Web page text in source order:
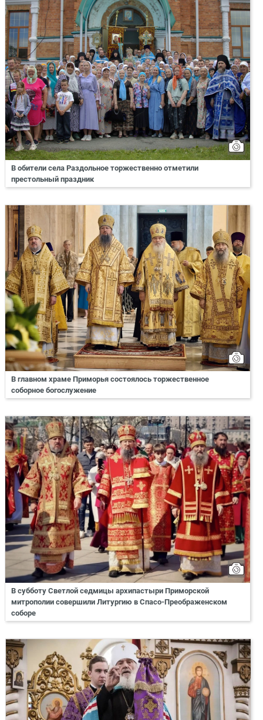
В обители села Раздольное торжественно отметили
престольный праздник
В главном храме Приморья состоялось торжественное
соборное богослужение
В субботу Светлой седмицы архипастыри Приморской
митрополии совершили Литургию в Спасо-Преображенском
соборе